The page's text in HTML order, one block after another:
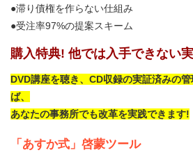
●滞り債権を作らない仕組み
●受注率97%の提案スキーム
購入特典! 他では入手できない
DVD講座を聴き、CD収録の実証済みの
ば、
あなたの事務所でも改革を実践できます!
「あすか式」啓蒙ツール